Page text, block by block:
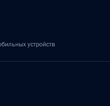
устройств